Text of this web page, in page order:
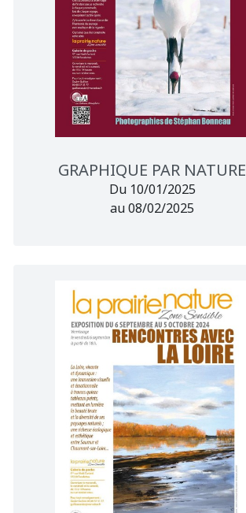
GRAPHIQUE PAR NATURE
Du 10/01/2025
au 08/02/2025